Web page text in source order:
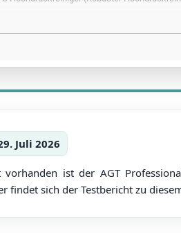
Produktdetails
Juli 2026
vorhanden ist der AGT
findet sich der Testbericht zu